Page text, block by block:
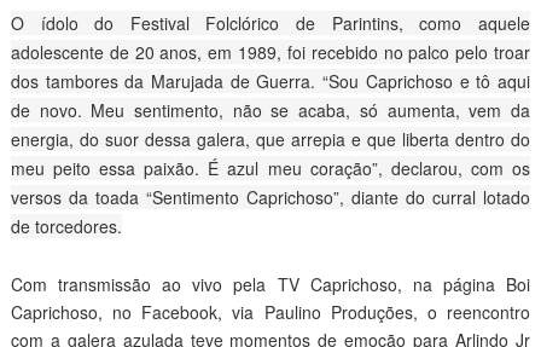
O ídolo do Festival Folclórico de Parintins, como aquele
adolescente de 20 anos, em 1989, foi recebido no palco pelo troar
dos tambores da Marujada de Guerra. “Sou Caprichoso e tô aqui
de novo. Meu sentimento, não se acaba, só aumenta, vem da
energia, do suor dessa galera, que arrepia e que liberta dentro do
meu peito essa paixão. É azul meu coração”, declarou, com os
versos da toada “Sentimento Caprichoso”, diante do curral lotado
de torcedores.
Com transmissão ao vivo pela TV Caprichoso, na página Boi
Caprichoso, no Facebook, via Paulino Produções, o reencontro
com a galera azulada teve momentos de emoção para Arlindo Jr